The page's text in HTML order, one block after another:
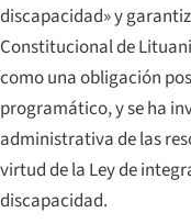
discapacidad» y
Constitucional de
como una obligación
programático, y se ha
administrativa de las
virtud de la Ley de
discapacidad.